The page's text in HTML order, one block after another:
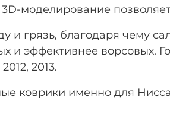
моделирование
грязь, благодаря чему
и эффективнее ворсовых.
2013.
коврики именно для